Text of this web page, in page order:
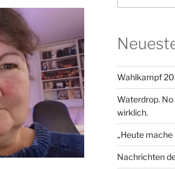
Wahlkampf
Waterdrop. No
wirklich.
„Heute
Nachrichten